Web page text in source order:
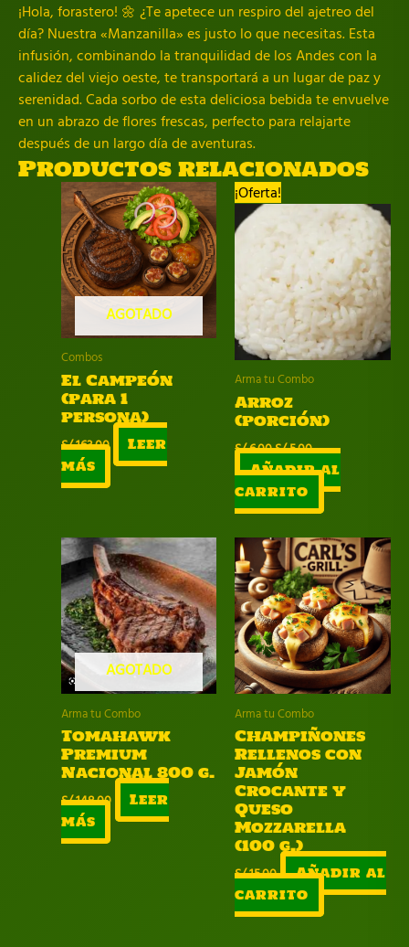
¡Hola, forastero! 🌼 ¿Te apetece un respiro del ajetreo del
día? Nuestra «Manzanilla» es justo lo que necesitas. Esta
infusión, combinando la tranquilidad de los Andes con la
calidez del viejo oeste, te transportará a un lugar de paz y
serenidad. Cada sorbo de esta deliciosa bebida te envuelve
en un abrazo de flores frescas, perfecto para relajarte
después de un largo día de aventuras.
Productos relacionados
AGOTADO
Combos
El Campeón
(para 1
persona)
S/163.00
Leer
más
¡Oferta!
Arma tu Combo
Arroz
(porción)
S/6.00El
precio
original
era:
S/ 6.00.
S/5.00El
precio
actual
es:
S/ 5.00.
Añadir al
carrito
AGOTADO
Arma tu Combo
Tomahawk
Premium
Nacional 800 g.
S/148.00
Leer
más
Arma tu Combo
Champiñones
Rellenos con
Jamón
Crocante y
Queso
Mozzarella
(100 g.)
S/15.00
Añadir al
carrito